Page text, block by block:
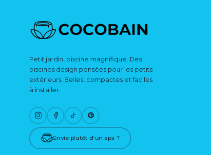
Petit jardin, piscine magnifique. Des
piscines design pensées pour les petits
extérieurs. Belles, compactes et faciles
à installer.
Envie plutôt d'un spa ?